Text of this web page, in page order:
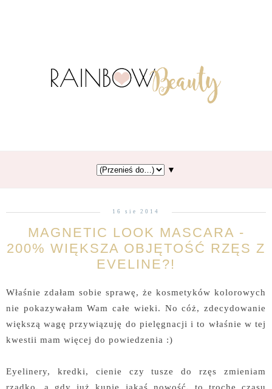
▼
16 sie 2014
MAGNETIC LOOK MASCARA -
200% WIĘKSZA OBJĘTOŚĆ RZĘS Z
EVELINE?!
Właśnie zdałam sobie sprawę, że kosmetyków kolorowych
nie pokazywałam Wam całe wieki. No cóż, zdecydowanie
większą wagę przywiązuję do pielęgnacji i to właśnie w tej
kwestii mam więcej do powiedzenia :)
Eyelinery, kredki, cienie czy tusze do rzęs zmieniam
rzadko, a gdy już kupię jakąś nowość, to trochę czasu